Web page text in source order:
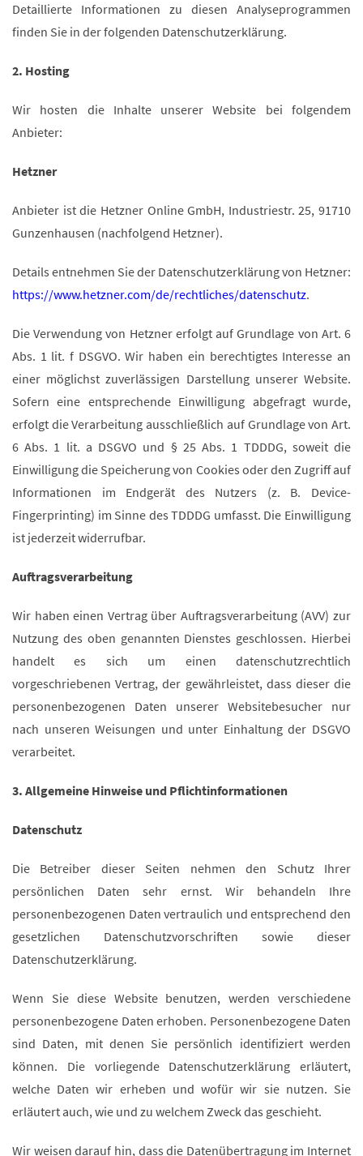
Detaillierte Informationen zu diesen Analyseprogrammen
finden Sie in der folgenden Datenschutzerklärung.
2. Hosting
Wir hosten die Inhalte unserer Website bei folgendem
Anbieter:
Hetzner
Anbieter ist die Hetzner Online GmbH, Industriestr. 25, 91710
Gunzenhausen (nachfolgend Hetzner).
Details entnehmen Sie der Datenschutzerklärung von Hetzner:
https://www.hetzner.com/de/rechtliches/datenschutz.
Die Verwendung von Hetzner erfolgt auf Grundlage von Art. 6
Abs. 1 lit. f DSGVO. Wir haben ein berechtigtes Interesse an
einer möglichst zuverlässigen Darstellung unserer Website.
Sofern eine entsprechende Einwilligung abgefragt wurde,
erfolgt die Verarbeitung ausschließlich auf Grundlage von Art.
6 Abs. 1 lit. a DSGVO und § 25 Abs. 1 TDDDG, soweit die
Einwilligung die Speicherung von Cookies oder den Zugriff auf
Informationen im Endgerät des Nutzers (z. B. Device-
Fingerprinting) im Sinne des TDDDG umfasst. Die Einwilligung
ist jederzeit widerrufbar.
Auftragsverarbeitung
Wir haben einen Vertrag über Auftragsverarbeitung (AVV) zur
Nutzung des oben genannten Dienstes geschlossen. Hierbei
handelt es sich um einen datenschutzrechtlich
vorgeschriebenen Vertrag, der gewährleistet, dass dieser die
personenbezogenen Daten unserer Websitebesucher nur
nach unseren Weisungen und unter Einhaltung der DSGVO
verarbeitet.
3. Allgemeine Hinweise und Pflicht­informationen
Datenschutz
Die Betreiber dieser Seiten nehmen den Schutz Ihrer
persönlichen Daten sehr ernst. Wir behandeln Ihre
personenbezogenen Daten vertraulich und entsprechend den
gesetzlichen Datenschutzvorschriften sowie dieser
Datenschutzerklärung.
Wenn Sie diese Website benutzen, werden verschiedene
personenbezogene Daten erhoben. Personenbezogene Daten
sind Daten, mit denen Sie persönlich identifiziert werden
können. Die vorliegende Datenschutzerklärung erläutert,
welche Daten wir erheben und wofür wir sie nutzen. Sie
erläutert auch, wie und zu welchem Zweck das geschieht.
Wir weisen darauf hin, dass die Datenübertragung im Internet